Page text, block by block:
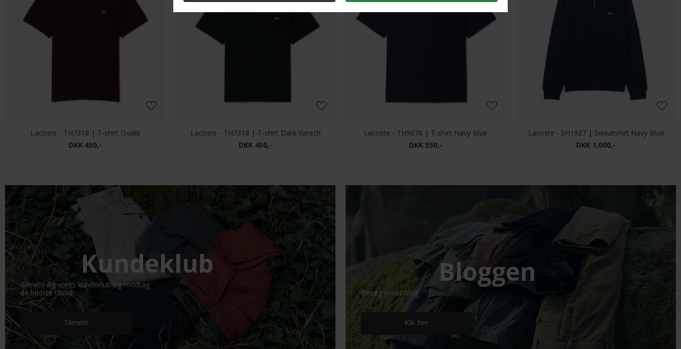
Lacoste - TH7318 | T-shirt Oxalis
DKK 450,-
Lacoste - TH7318 | T-shirt Dark Varech
DKK 450,-
Lacoste - TH9078 | T-shirt Navy Blue
DKK 550,-
Lacoste - SH1927 | Sweatshirt Navy Blue
DKK 1.000,-
Kundeklub
Tilmeld dig vores kundeklub og modtag
de bedste tilbud!
Tilmeld
Bloggen
Besøg vores blog
Klik her